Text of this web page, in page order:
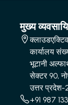
मुख्य
कार्यालय
भूटानी
सेक्टर 90,
उत्तर प्रदेश-
+91 987